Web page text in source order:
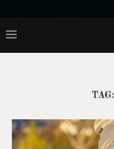
TAG: